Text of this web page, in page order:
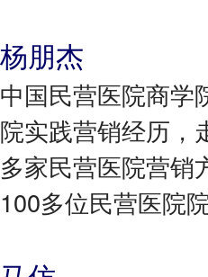
杨朋杰
中国民营医院商学
院实践营销经历，
多家民营医院营销
100多位民营医院